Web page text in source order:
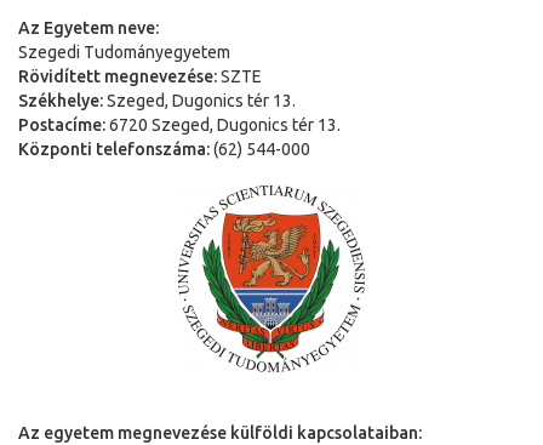
Az Egyetem neve:
Szegedi Tudományegyetem
Rövidített megnevezése:SZTE
Székhelye:Szeged, Dugonics tér 13.
Postacíme:6720 Szeged, Dugonics tér 13.
Központi telefonszáma:(62) 544-000
Az egyetem megnevezése külföldi kapcsolataiban: